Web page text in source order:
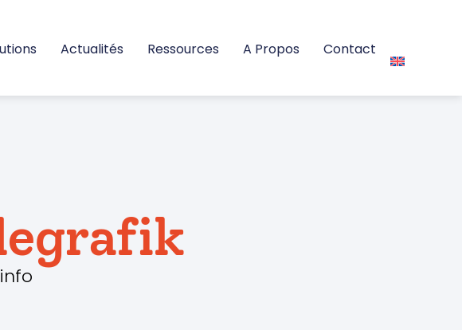
Actualités Ressources A Propos Contact